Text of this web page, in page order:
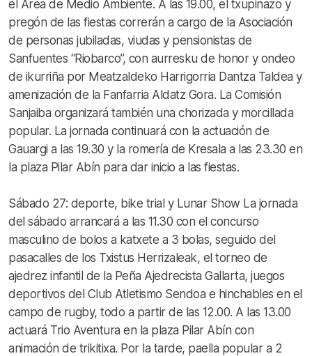
el Área de Medio Ambiente. A las 19.00, el txupinazo y
pregón de las fiestas correrán a cargo de la Asociación
de personas jubiladas, viudas y pensionistas de
Sanfuentes “Riobarco”, con aurresku de honor y ondeo
de ikurriña por Meatzaldeko Harrigorria Dantza Taldea y
amenización de la Fanfarria Aldatz Gora. La Comisión
Sanjaiba organizará también una chorizada y morcillada
popular. La jornada continuará con la actuación de
Gauargi a las 19.30 y la romería de Kresala a las 23.30 en
la plaza Pilar Abín para dar inicio a las fiestas.
Sábado 27: deporte, bike trial y Lunar Show La jornada
del sábado arrancará a las 11.30 con el concurso
masculino de bolos a katxete a 3 bolas, seguido del
pasacalles de los Txistus Herrizaleak, el torneo de
ajedrez infantil de la Peña Ajedrecista Gallarta, juegos
deportivos del Club Atletismo Sendoa e hinchables en el
campo de rugby, todo a partir de las 12.00. A las 13.00
actuará Trio Aventura en la plaza Pilar Abín con
animación de trikitixa. Por la tarde, paella popular a 2